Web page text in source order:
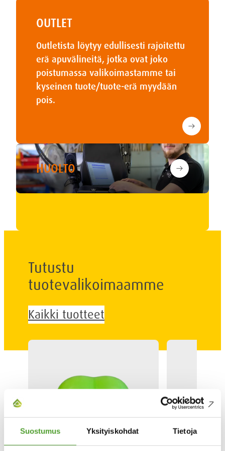
Suostumus Yksityiskohdat Tietoja
OUTLET
Outletista löytyy edullisesti rajoitettu
erä apuvälineitä, jotka ovat joko
poistumassa valikoimastamme tai
kyseinen tuote/tuote-erä myydään
pois.
arrow_right_alt
HUOLTO
Huolto
arrow_right_alt
Tutustu
tuotevalikoimaamme
Kaikki tuotteet